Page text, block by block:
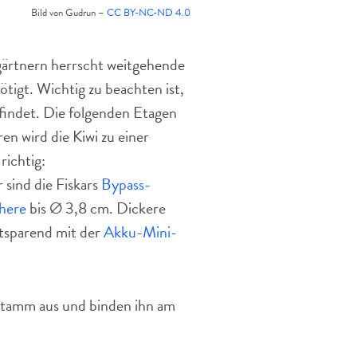
Bild von Gudrun – CC BY-NC-ND 4.0
herrscht weitgehende
Wichtig zu beachten ist,
Die folgenden Etagen
wird die Kiwi zu einer
die Fiskars Bypass-
bis Ø 3,8 cm. Dickere
mit derAkku-Mini-
aus und binden ihn am